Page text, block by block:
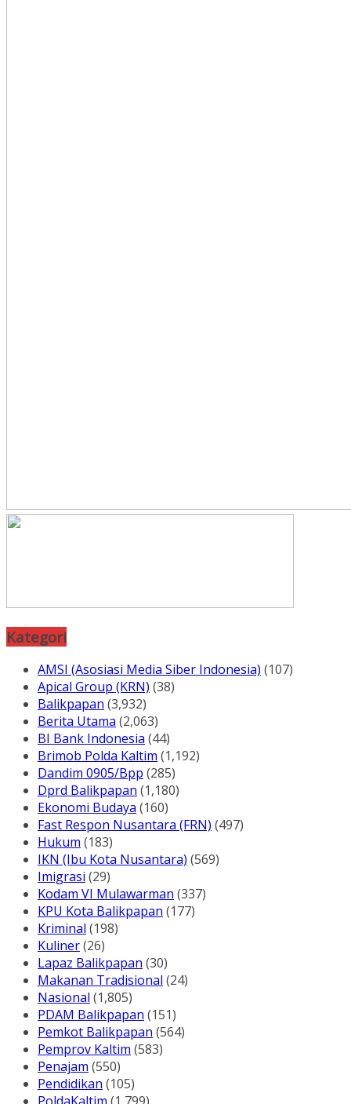
Kategori
AMSI (Asosiasi Media Siber Indonesia) (107)
Apical Group (KRN) (38)
Balikpapan (3,932)
Berita Utama (2,063)
BI Bank Indonesia (44)
Brimob Polda Kaltim (1,192)
Dandim 0905/Bpp (285)
Dprd Balikpapan (1,180)
Ekonomi Budaya (160)
Fast Respon Nusantara (FRN) (497)
Hukum (183)
IKN (Ibu Kota Nusantara) (569)
Imigrasi (29)
Kodam VI Mulawarman (337)
KPU Kota Balikpapan (177)
Kriminal (198)
Kuliner(26)
Lapaz Balikpapan (30)
Makanan Tradisional (24)
Nasional (1,805)
PDAM Balikpapan (151)
Pemkot Balikpapan (564)
Pemprov Kaltim (583)
Penajam (550)
Pendidikan (105)